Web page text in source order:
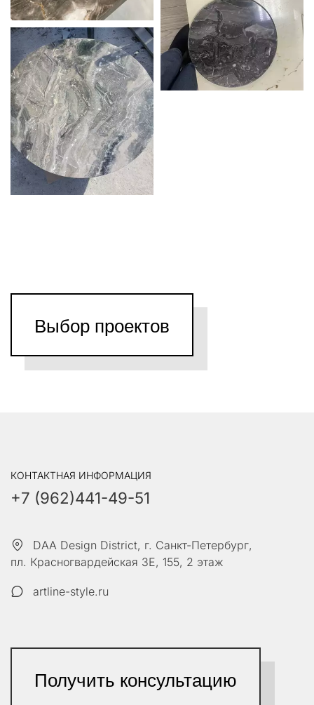
Выбор проектов
КОНТАКТНАЯ ИНФОРМАЦИЯ
+7 (962)441-49-51
DAA Design District, г. Санкт-Петербург,
пл. Красногвардейская 3Е, 155, 2 этаж
artline-style.ru
Получить консультацию